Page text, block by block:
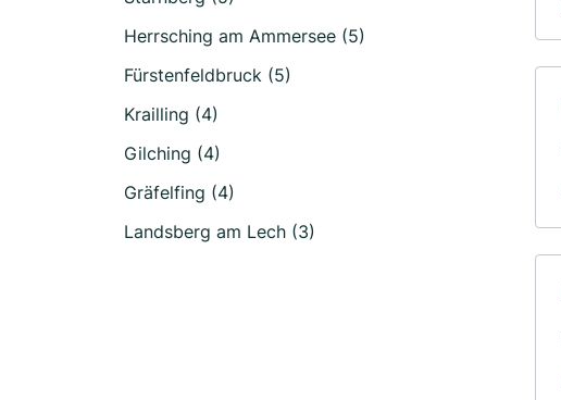
Herrsching am Ammersee (5)
Fürstenfeldbruck (5)
Krailling (4)
Gilching (4)
Gräfelfing (4)
Landsberg am Lech (3)